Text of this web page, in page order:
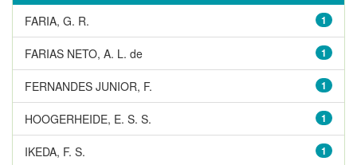
1
FARIA, G. R.
1
FARIAS NETO, A. L. de
1
FERNANDES JUNIOR, F.
1
HOOGERHEIDE, E. S. S.
1
IKEDA, F. S.